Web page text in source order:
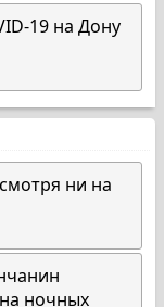
19 на Дону
ни на
ночных